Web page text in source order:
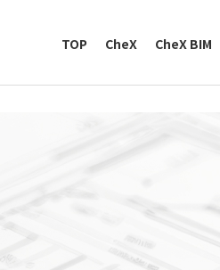
TOP CheX CheX BIM